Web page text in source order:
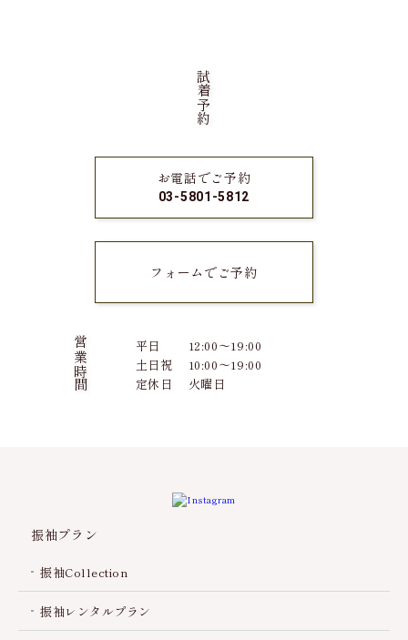
試着予約
お電話でご予約
03-5801-5812
フォームでご予約
営業時間 平日
12:00～19:00
土日祝
10:00～19:00
定休日
火曜日
振袖プラン
振袖Collection
振袖レンタルプラン